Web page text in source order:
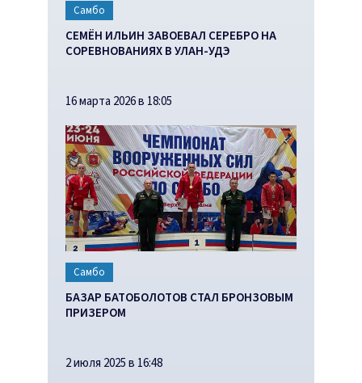
Самбо
СЕМЁН ИЛЬИН ЗАВОЕВАЛ СЕРЕБРО НА
СОРЕВНОВАНИЯХ В УЛАН-УДЭ
16 марта 2026 в 18:05
Самбо
БАЗАР БАТОБОЛОТОВ СТАЛ БРОНЗОВЫМ
ПРИЗЕРОМ
2 июля 2025 в 16:48